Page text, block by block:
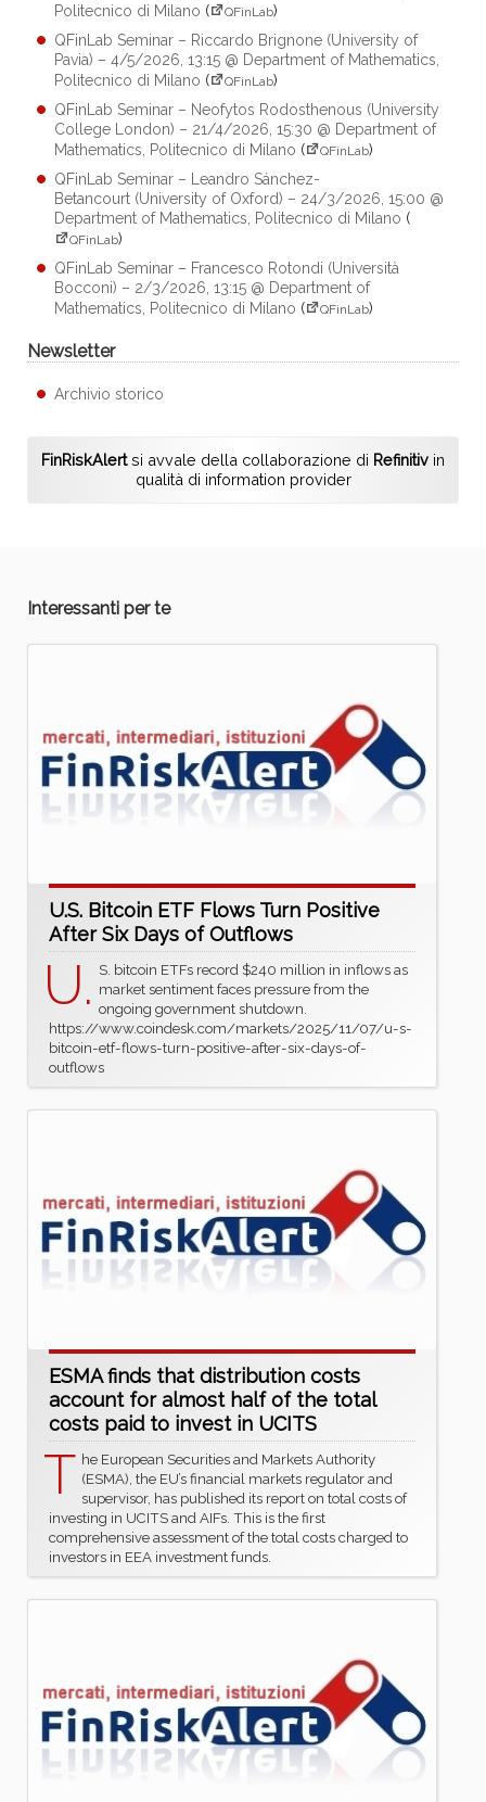
Politecnico di Milano ( QFinLab)
QFinLab Seminar – Riccardo Brignone (University of
Pavia) – 4/5/2026, 13:15 @ Department of Mathematics,
Politecnico di Milano ( QFinLab)
QFinLab Seminar – Neofytos Rodosthenous (University
College London) – 21/4/2026, 15:30 @ Department of
Mathematics, Politecnico di Milano ( QFinLab)
QFinLab Seminar – Leandro Sánchez-
Betancourt (University of Oxford) – 24/3/2026, 15:00 @
Department of Mathematics, Politecnico di Milano (
QFinLab)
QFinLab Seminar – Francesco Rotondi (Università
Bocconi) – 2/3/2026, 13:15 @ Department of
Mathematics, Politecnico di Milano ( QFinLab)
Newsletter
Archivio storico
FinRiskAlertsi avvale della collaborazione di Refinitiv in
qualità di information provider
Interessanti per te
U.S. Bitcoin ETF Flows Turn Positive
After Six Days of Outflows
U. S. bitcoin ETFs record $240 million in inflows as
market sentiment faces pressure from the
ongoing government shutdown.
https://www.coindesk.com/markets/2025/11/07/u-s-
bitcoin-etf-flows-turn-positive-after-six-days-of-
outflows
ESMA finds that distribution costs
account for almost half of the total
costs paid to invest in UCITS
T he European Securities and Markets Authority
(ESMA), the EU’s financial markets regulator and
supervisor, has published its report on total costs of
investing in UCITS and AIFs. This is the first
comprehensive assessment of the total costs charged to
investors in EEA investment funds.